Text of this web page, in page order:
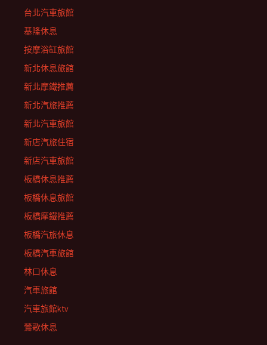
台北汽車旅館
基隆休息
按摩浴缸旅館
新北休息旅館
新北摩鐵推薦
新北汽旅推薦
新北汽車旅館
新店汽旅住宿
新店汽車旅館
板橋休息推薦
板橋休息旅館
板橋摩鐵推薦
板橋汽旅休息
板橋汽車旅館
林口休息
汽車旅館
汽車旅館ktv
鶯歌休息